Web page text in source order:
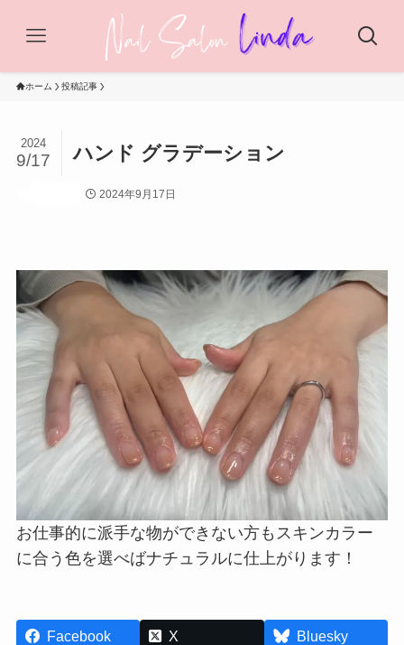
ホーム 投稿記事
ハンド グラデーション
2024
9/17
2024年9月17日
お仕事的に派手な物ができない方もスキンカラー
に合う色を選べばナチュラルに仕上がります！
Facebook X
Bluesky